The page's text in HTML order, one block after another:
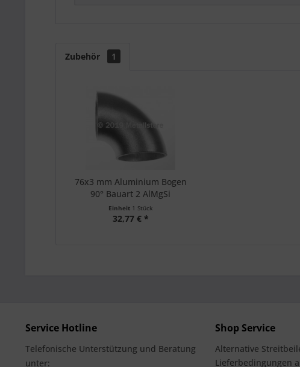
Zubehör 1
76x3 mm Aluminium Bogen
90° Bauart 2 AlMgSi
Einheit 1 Stück
32,77 € *
Service Hotline
Telefonische Unterstützung und Beratung
unter:
Shop Service
Alternative
Lieferbedingungen